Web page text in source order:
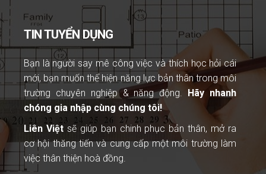
TIN TUYỂN DỤNG
Bạn là người say mê công việc và thích học hỏi cái
mới, bạn muốn thể hiện năng lực bản thân trong môi
trường chuyên nghiệp & năng động.
Hãy nhanh
chóng gia nhập cùng chúng tôi!
Liên Việt sẽ giúp bạn chinh phục bản thân, mở ra
cơ hội thăng tiến và cung cấp một môi trường làm
việc thân thiện hoà đồng.